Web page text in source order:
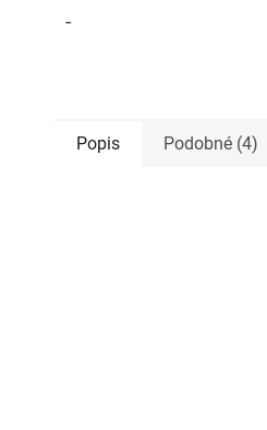
-
Popis Podobné (4)